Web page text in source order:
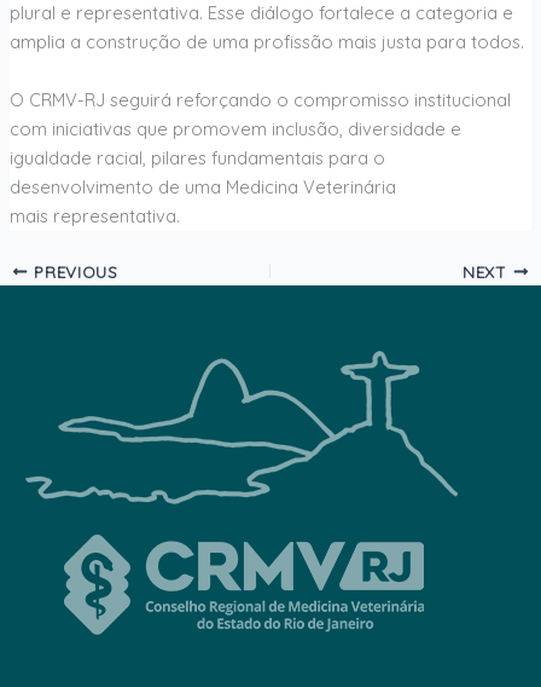
plural e representativa. Esse diálogo fortalece a categoria e
amplia a construção de uma profissão mais justa para todos.
O CRMV-RJ seguirá reforçando o compromisso institucional
com iniciativas que promovem inclusão, diversidade e
igualdade racial, pilares fundamentais para o
desenvolvimento de uma Medicina Veterinária
mais representativa.
PREVIOUS NEXT